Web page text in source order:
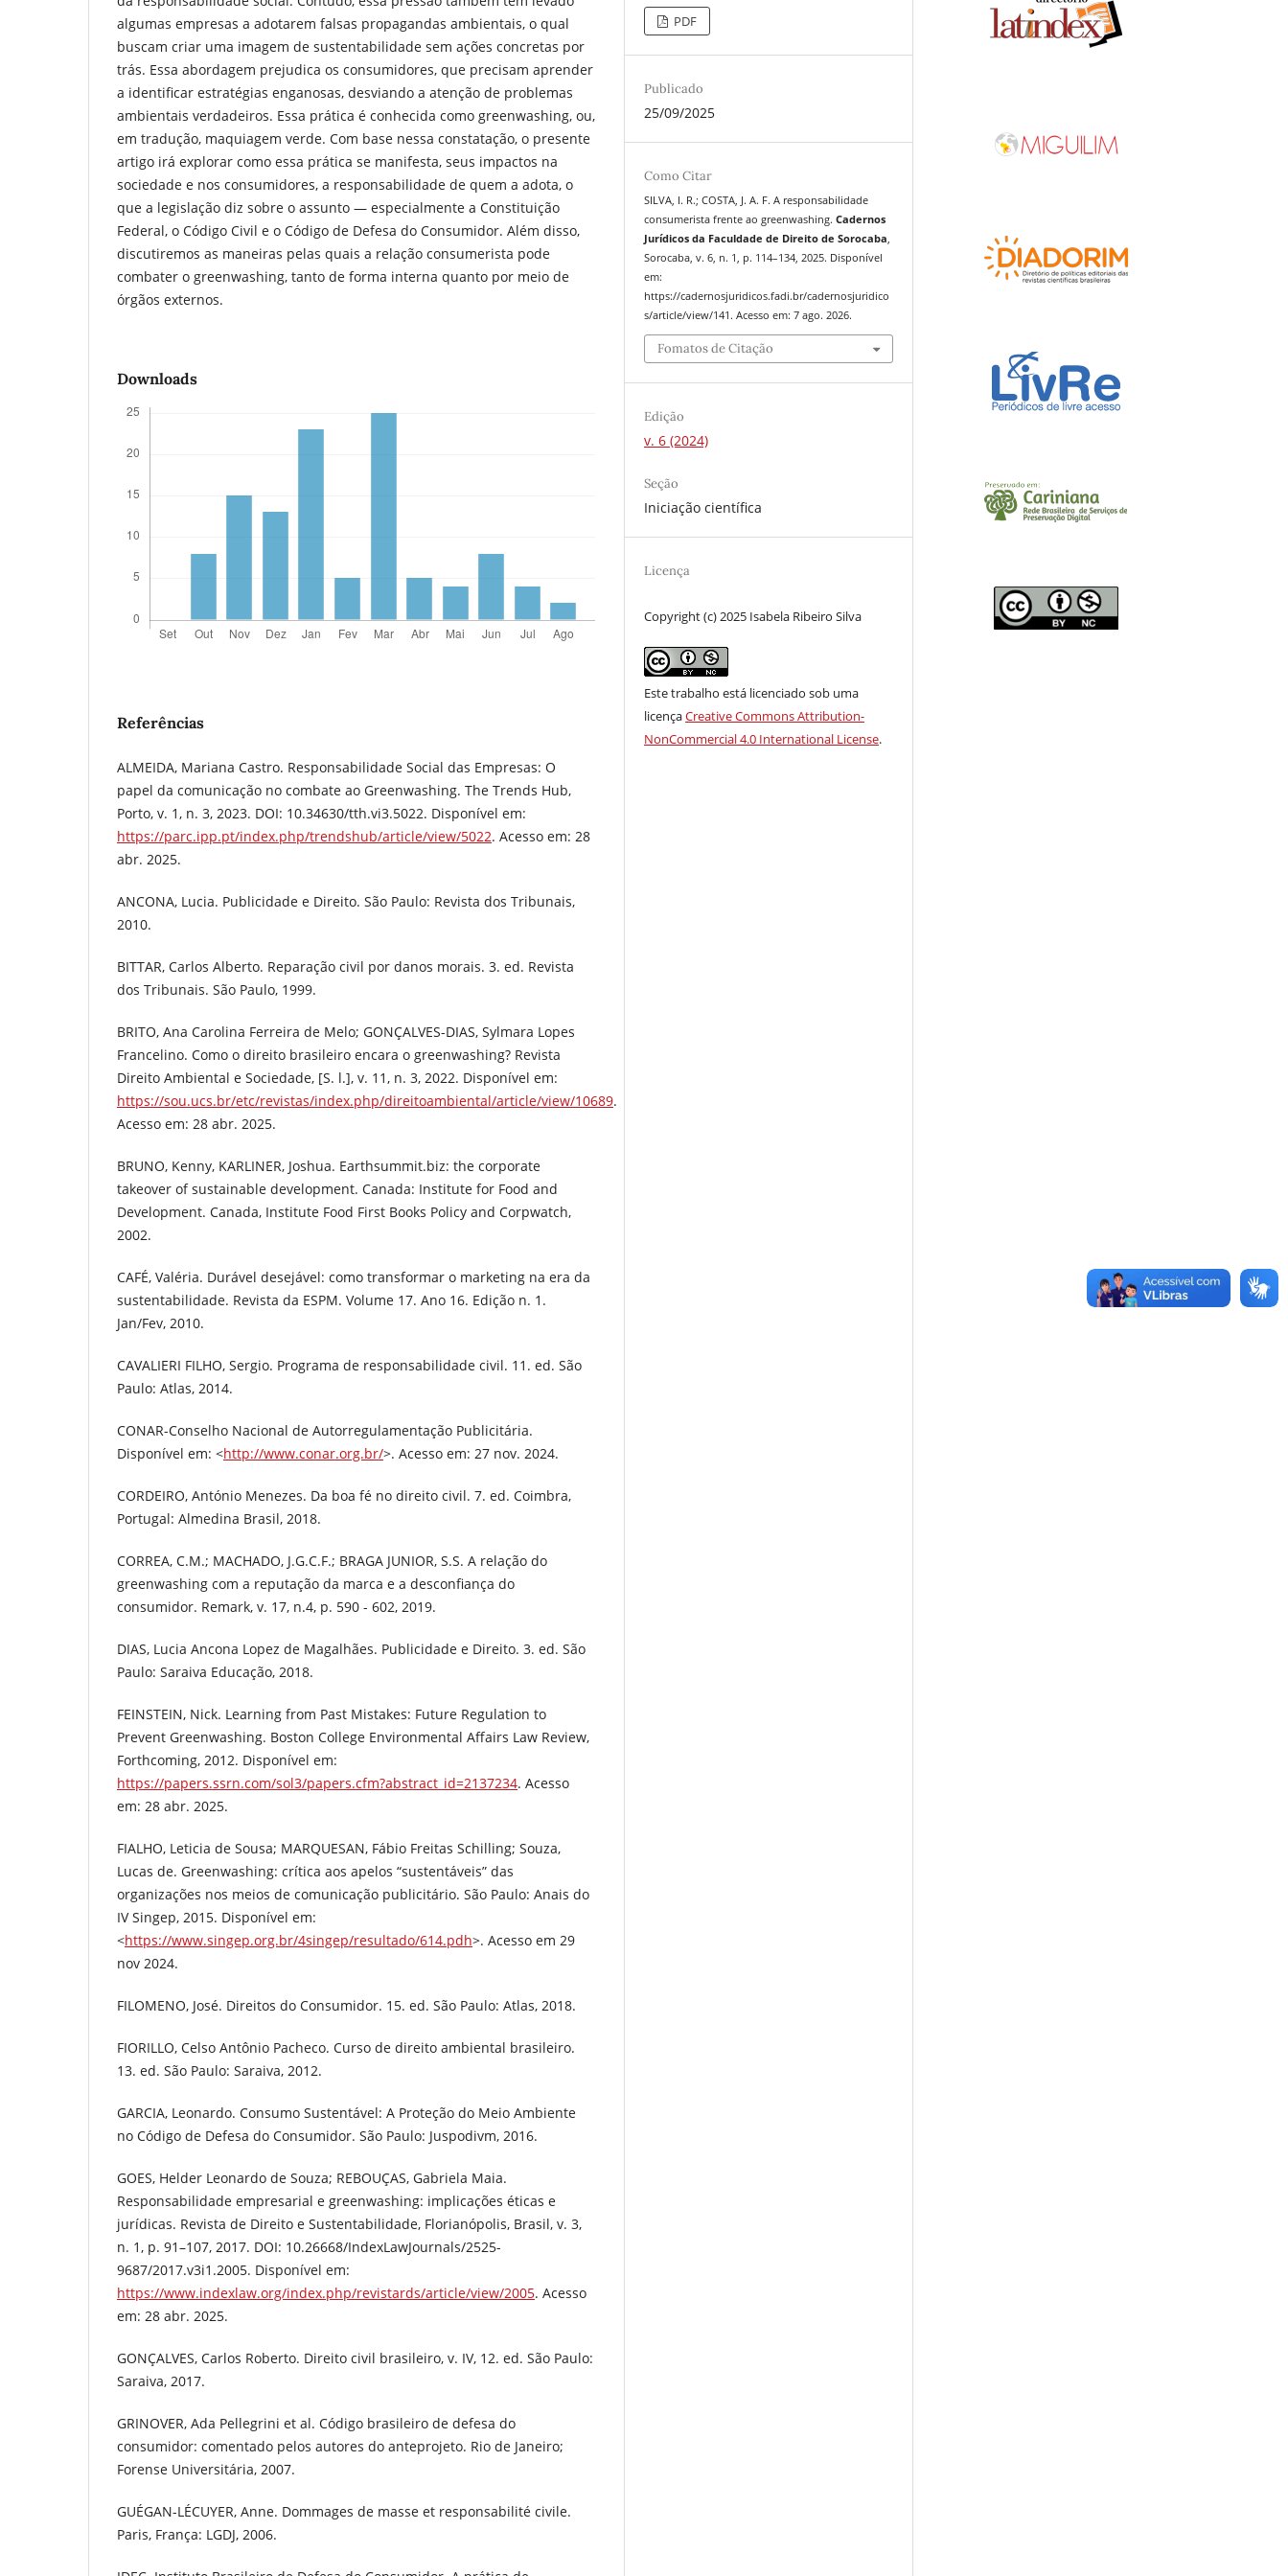
algumas empresas a adotarem falsas propagandas ambientais, o qual
buscam criar uma imagem de sustentabilidade sem ações concretas por
trás. Essa abordagem prejudica os consumidores, que precisam aprender
a identificar estratégias enganosas, desviando a atenção de problemas
ambientais verdadeiros. Essa prática é conhecida como greenwashing, ou,
em tradução, maquiagem verde. Com base nessa constatação, o presente
artigo irá explorar como essa prática se manifesta, seus impactos na
sociedade e nos consumidores, a responsabilidade de quem a adota, o
que a legislação diz sobre o assunto — especialmente a Constituição
Federal, o Código Civil e o Código de Defesa do Consumidor. Além disso,
discutiremos as maneiras pelas quais a relação consumerista pode
combater o greenwashing, tanto de forma interna quanto por meio de
órgãos externos.
Downloads
Referências
ALMEIDA, Mariana Castro. Responsabilidade Social das Empresas: O
papel da comunicação no combate ao Greenwashing. The Trends Hub,
Porto, v. 1, n. 3, 2023. DOI: 10.34630/tth.vi3.5022. Disponível em:
https://parc.ipp.pt/index.php/trendshub/article/view/5022. Acesso em: 28
abr. 2025.
ANCONA, Lucia. Publicidade e Direito. São Paulo: Revista dos Tribunais,
2010.
BITTAR, Carlos Alberto. Reparação civil por danos morais. 3. ed. Revista
dos Tribunais. São Paulo, 1999.
BRITO, Ana Carolina Ferreira de Melo; GONÇALVES-DIAS, Sylmara Lopes
Francelino. Como o direito brasileiro encara o greenwashing? Revista
Direito Ambiental e Sociedade, [S. l.], v. 11, n. 3, 2022. Disponível em:
https://sou.ucs.br/etc/revistas/index.php/direitoambiental/article/view/10689.
Acesso em: 28 abr. 2025.
BRUNO, Kenny, KARLINER, Joshua. Earthsummit.biz: the corporate
takeover of sustainable development. Canada: Institute for Food and
Development. Canada, Institute Food First Books Policy and Corpwatch,
2002.
CAFÉ, Valéria. Durável desejável: como transformar o marketing na era da
sustentabilidade. Revista da ESPM. Volume 17. Ano 16. Edição n. 1.
Jan/Fev, 2010.
CAVALIERI FILHO, Sergio. Programa de responsabilidade civil. 11. ed. São
Paulo: Atlas, 2014.
CONAR-Conselho Nacional de Autorregulamentação Publicitária.
Disponível em: <http://www.conar.org.br/>. Acesso em: 27 nov. 2024.
CORDEIRO, António Menezes. Da boa fé no direito civil. 7. ed. Coimbra,
Portugal: Almedina Brasil, 2018.
CORREA, C.M.; MACHADO, J.G.C.F.; BRAGA JUNIOR, S.S. A relação do
greenwashing com a reputação da marca e a desconfiança do
consumidor. Remark, v. 17, n.4, p. 590 - 602, 2019.
DIAS, Lucia Ancona Lopez de Magalhães. Publicidade e Direito. 3. ed. São
Paulo: Saraiva Educação, 2018.
FEINSTEIN, Nick. Learning from Past Mistakes: Future Regulation to
Prevent Greenwashing. Boston College Environmental Affairs Law Review,
Forthcoming, 2012. Disponível em:
https://papers.ssrn.com/sol3/papers.cfm?abstract_id=2137234. Acesso
em: 28 abr. 2025.
FIALHO, Leticia de Sousa; MARQUESAN, Fábio Freitas Schilling; Souza,
Lucas de. Greenwashing: crítica aos apelos “sustentáveis” das
organizações nos meios de comunicação publicitário. São Paulo: Anais do
IV Singep, 2015. Disponível em:
<https://www.singep.org.br/4singep/resultado/614.pdh>. Acesso em 29
nov 2024.
FILOMENO, José. Direitos do Consumidor. 15. ed. São Paulo: Atlas, 2018.
FIORILLO, Celso Antônio Pacheco. Curso de direito ambiental brasileiro.
13. ed. São Paulo: Saraiva, 2012.
GARCIA, Leonardo. Consumo Sustentável: A Proteção do Meio Ambiente
no Código de Defesa do Consumidor. São Paulo: Juspodivm, 2016.
GOES, Helder Leonardo de Souza; REBOUÇAS, Gabriela Maia.
Responsabilidade empresarial e greenwashing: implicações éticas e
jurídicas. Revista de Direito e Sustentabilidade, Florianópolis, Brasil, v. 3,
n. 1, p. 91–107, 2017. DOI: 10.26668/IndexLawJournals/2525-
9687/2017.v3i1.2005. Disponível em:
https://www.indexlaw.org/index.php/revistards/article/view/2005. Acesso
em: 28 abr. 2025.
GONÇALVES, Carlos Roberto. Direito civil brasileiro, v. IV, 12. ed. São Paulo:
Saraiva, 2017.
GRINOVER, Ada Pellegrini et al. Código brasileiro de defesa do
consumidor: comentado pelos autores do anteprojeto. Rio de Janeiro;
Forense Universitária, 2007.
GUÉGAN-LÉCUYER, Anne. Dommages de masse et responsabilité civile.
Paris, França: LGDJ, 2006.
PDF
Publicado
25/09/2025
Como Citar
SILVA, I. R.; COSTA, J. A. F. A responsabilidade
consumerista frente ao greenwashing.Cadernos
Jurídicos da Faculdade de Direito de Sorocaba
Sorocaba, v. 6, n. 1, p. 114–134, 2025. Disponível
em:
https://cadernosjuridicos.fadi.br/cadernosjuridico
s/article/view/141. Acesso em: 7 ago. 2026.
Fomatos de Citação
Edição
v. 6 (2024)
Seção
Iniciação científica
Licença
Copyright (c) 2025 Isabela Ribeiro Silva
Este trabalho está licenciado sob uma
licençaCreative Commons Attribution-
NonCommercial 4.0 International License.